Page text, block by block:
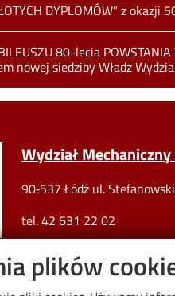
plików
DYPLOMÓW” z
80-lecia
nowej siedziby Władz
Wydział
90‐537 Łódź ul.
tel. 42 631 22 02
w1w1d@adm.p.lodz.pl
NIP 727-002-18-95